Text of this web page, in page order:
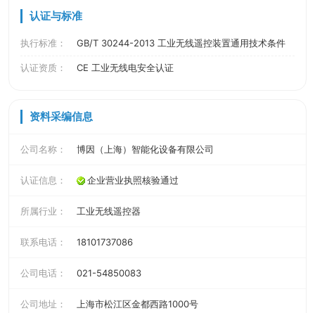
认证与标准
执行标准： GB/T 30244-2013 工业无线遥控装置通用技术条件
认证资质： CE 工业无线电安全认证
资料采编信息
公司名称： 博因（上海）智能化设备有限公司
认证信息： 企业营业执照核验通过
所属行业： 工业无线遥控器
联系电话： 18101737086
公司电话： 021-54850083
公司地址： 上海市松江区金都西路1000号